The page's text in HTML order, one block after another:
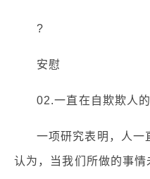
?
安慰
02.一直在自欺欺人的
一项研究表明，人一
认为，当我们所做的事